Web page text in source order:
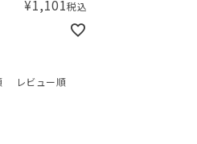
¥1,101税込
レビュー順